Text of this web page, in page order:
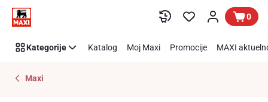
Preskoči link 0
Kategorije Katalog Moj Maxi Promocije MAXI
Maxi